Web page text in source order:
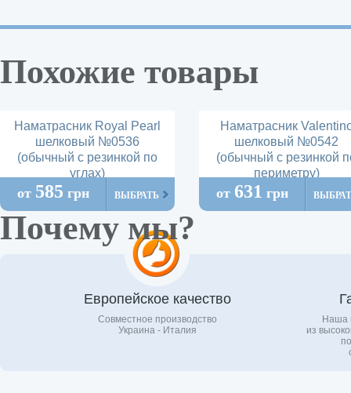
Похожие товары
Наматрасник Royal Pearl
шелковый №0536
(обычный с резинкой по
углах)
от 585 грн ВЫБРАТЬ
Наматрасник
шелковый №0542
(обычный с резинкой
периметру)
от 631 грн
Почему мы?
Европейское качество
Совместное производство
Украина - Италия
Наша
из